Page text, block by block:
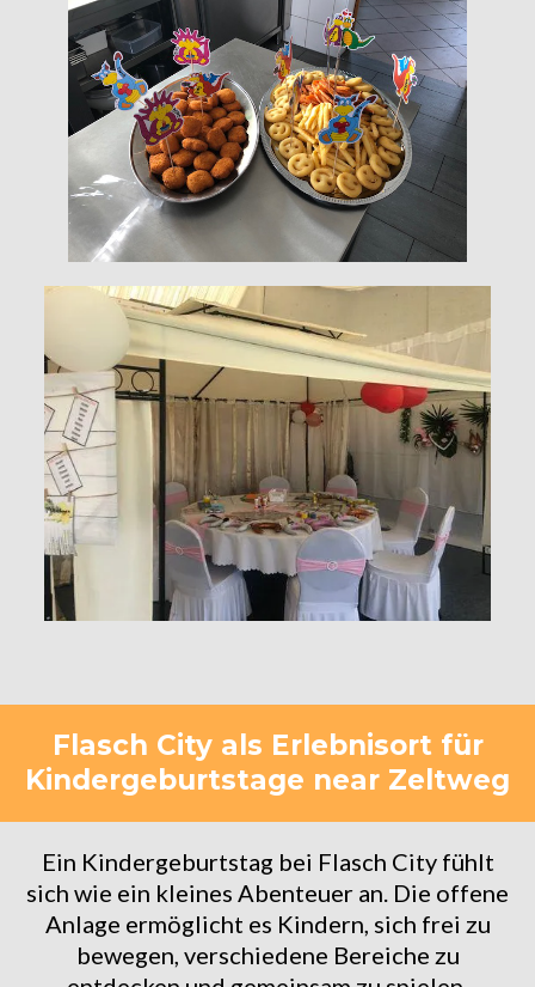
Flasch City als Erlebnisort für
Kindergeburtstage near Zeltweg
Ein Kindergeburtstag bei Flasch City fühlt
sich wie ein kleines Abenteuer an. Die offene
Anlage ermöglicht es Kindern, sich frei zu
bewegen, verschiedene Bereiche zu